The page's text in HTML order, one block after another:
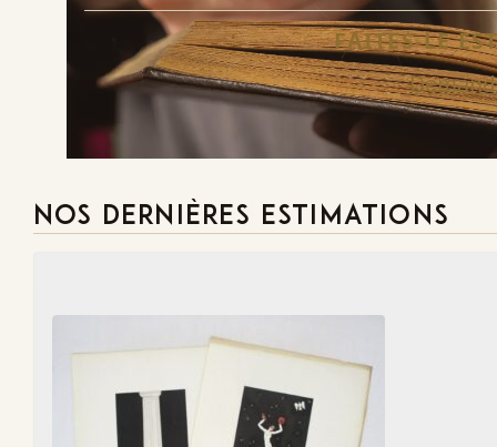
FAITES-LE
NOS DERNIÈRES ESTIMATIONS